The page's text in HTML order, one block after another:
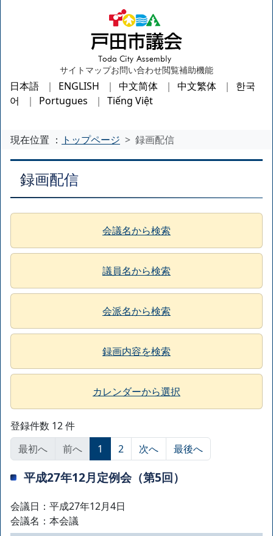
サイトマップお問い合わせ閲覧補助機能
日本語 ENGLISH 中文简体 中文繁体
한국
어
Portugues Tiếng Việt
現在位置 ： トップページ 録画配信
録画配信
会議名から検索
議員名から検索
会派名から検索
録画内容を検索
カレンダーから選択
登録件数 12 件
最初へ
前へ 1 2 次へ 最後へ
平成27年12月定例会（第5回）
会議日：平成27年12月4日
会議名：本会議